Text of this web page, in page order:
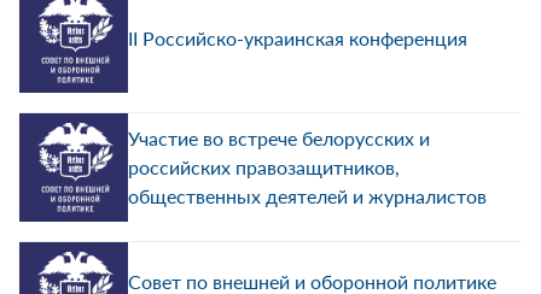
II Российско-украинская конференция
Участие во встрече белорусских и
российских правозащитников,
общественных деятелей и журналистов
Совет по внешней и оборонной политике